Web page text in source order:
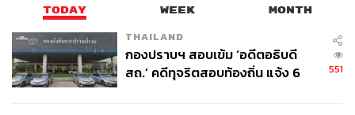
TODAY WEEK MONTH
THAILAND
กองปราบฯ สอบเข้ม ‘อดีตอธิบดี
สถ.’ คดีทุจริตสอบท้องถิ่น แจ้ง 6
551